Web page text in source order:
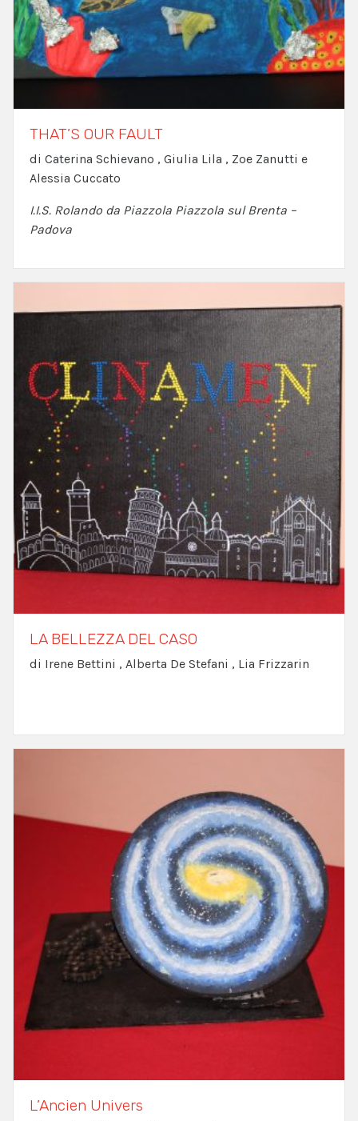
THAT’S OUR FAULT
di Caterina Schievano , Giulia Lila , Zoe Zanutti e
Alessia Cuccato
I.I.S. Rolando da Piazzola Piazzola sul Brenta –
Padova
LA BELLEZZA DEL CASO
di Irene Bettini , Alberta De Stefani , Lia Frizzarin
L’Ancien Univers